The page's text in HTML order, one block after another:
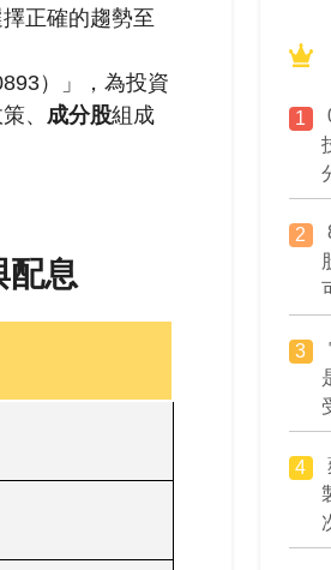
正確的趨勢至
）」，為投資
、 成分股組成
配息
1
2
3
4